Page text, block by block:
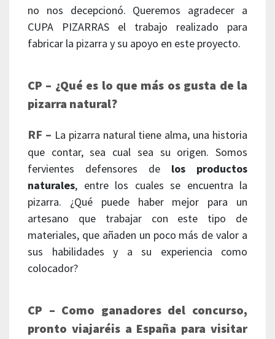
no nos decepcionó. Queremos agradecer a
CUPA PIZARRAS el trabajo realizado para
fabricar la pizarra y su apoyo en este proyecto.
CP – ¿Qué es lo que más os gusta de la
pizarra natural?
RF – La pizarra natural tiene alma, una historia
que contar, sea cual sea su origen. Somos
fervientes defensores de los productos
naturales, entre los cuales se encuentra la
pizarra. ¿Qué puede haber mejor para un
artesano que trabajar con este tipo de
materiales, que añaden un poco más de valor a
sus habilidades y a su experiencia como
colocador?
CP – Como ganadores del concurso,
pronto viajaréis a España para visitar